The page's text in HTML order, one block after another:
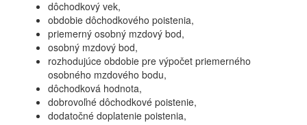
dôchodkový vek,
obdobie dôchodkového poistenia,
priemerný osobný mzdový bod,
osobný mzdový bod,
rozhodujúce obdobie pre výpočet priemerného
osobného mzdového bodu,
dôchodková hodnota,
dobrovoľné dôchodkové poistenie,
dodatočné doplatenie poistenia,